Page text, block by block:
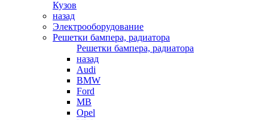
Кузов
назад
Электрооборудование
Решетки бампера, радиатора
Решетки бампера, радиатора
назад
Audi
BMW
Ford
MB
Opel